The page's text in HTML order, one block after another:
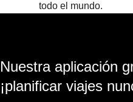
todo el mundo.
Nuestra aplicación
¡planificar viajes